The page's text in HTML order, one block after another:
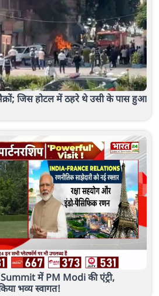
जिस होटल में ठहरे थे उसी के पास हुआ
में PM Modi की एंट्री,
भव्य स्वागत!